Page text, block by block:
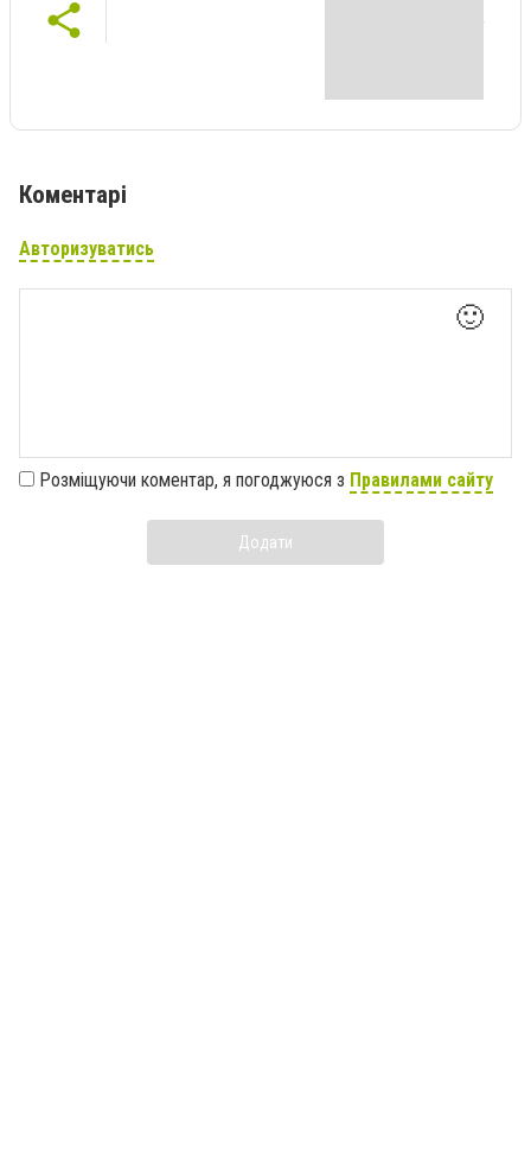
Коментарі
Авторизуватись
🙂
Розміщуючи коментар, я погоджуюся з Правилами сайту
Додати